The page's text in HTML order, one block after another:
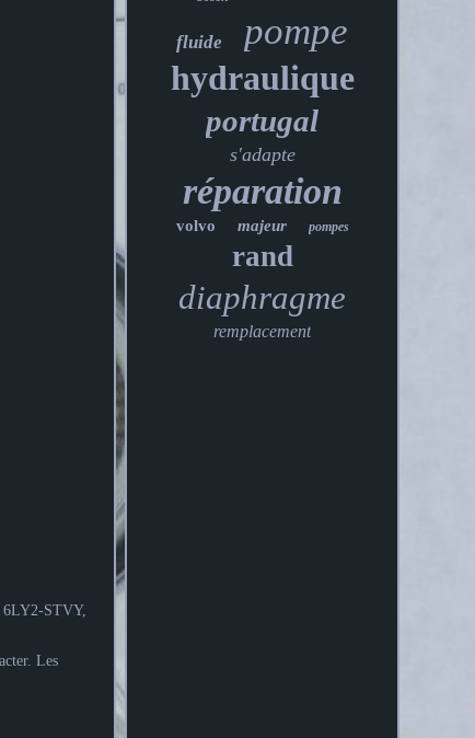
6LY2-STVY,
Les
fluide pompe
hydraulique
portugal
s'adapte
réparation
volvo majeur pompes
rand
diaphragme
remplacement